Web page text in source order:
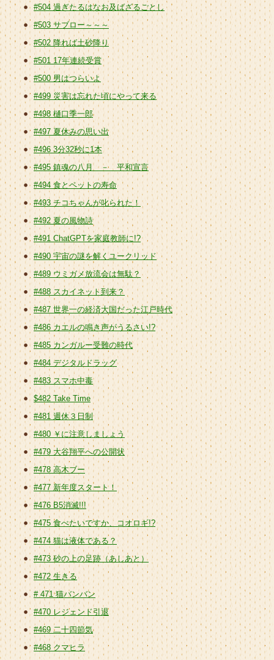
#504 過ぎたるはなお及ばざるごとし
#503 サブロー～～～
#502 降れば土砂降り
#501 17年連続受賞
#500 男はつらいよ
#499 災害は忘れた頃にやって来る
#498 樋口季一郎
#497 夏休みの思い出
#496 3分32秒に1本
#495 鎮魂の八月 － 平和宣言
#494 食とペットの寿命
#493 チコちゃんが叱られた！
#492 夏の風物詩
#491 ChatGPTを家庭教師に!?
#490 宇宙の謎を解くユークリッド
#489 ウミガメ放流会は無駄？
#488 スカイネット到来？
#487 世界一の経済大国だった江戸時代
#486 カエルの鳴き声がうるさい!?
#485 カンガルー受難の時代
#484 デジタルドラッグ
#483 スマホ中毒
$482 Take Time
#481 週休３日制
#480 ￥に注意しましょう
#479 大谷翔平への公開状
#478 高木ブー
#477 新年度スタート！
#476 B5消滅!!!
#475 食べたいですか、コオロギ!?
#474 猫は液体である？
#473 砂の上の足跡（あしあと）
#472 生きる
# 471 猫バンバン
#470 レジェンド引退
#469 二十四節気
#468 クマヒラ